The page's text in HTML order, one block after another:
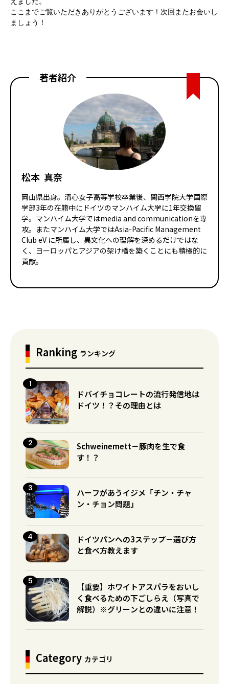
ここまでご覧いただきありがとうございます！次回またお会いし
ましょう！
著者紹介
松本 真奈
岡山県出身。清心女子高等学校卒業後、関西学院大学国際
学部3年の在籍中にドイツのマンハイム大学に1年交換留
学。マンハイム大学ではmedia and communicationを専
攻。またマンハイム大学ではAsia-Pacific Management
Club eV に所属し、異文化への理解を深めるだけではな
く、ヨーロッパとアジアの架け橋を築くことにも積極的に
貢献。
Ranking ランキング
ドバイチョコレートの流行発信地は
ドイツ！？その理由とは
Schweinemett－豚肉を生で食
す！？
ハーフがあうイジメ「チン・チャ
ン・チョン問題」
ドイツパンへの3ステップ－選び方
と食べ方教えます
【重要】ホワイトアスパラをおいし
く食べるための下ごしらえ（写真で
解説）※グリーンとの違いに注意！
Category カテゴリ